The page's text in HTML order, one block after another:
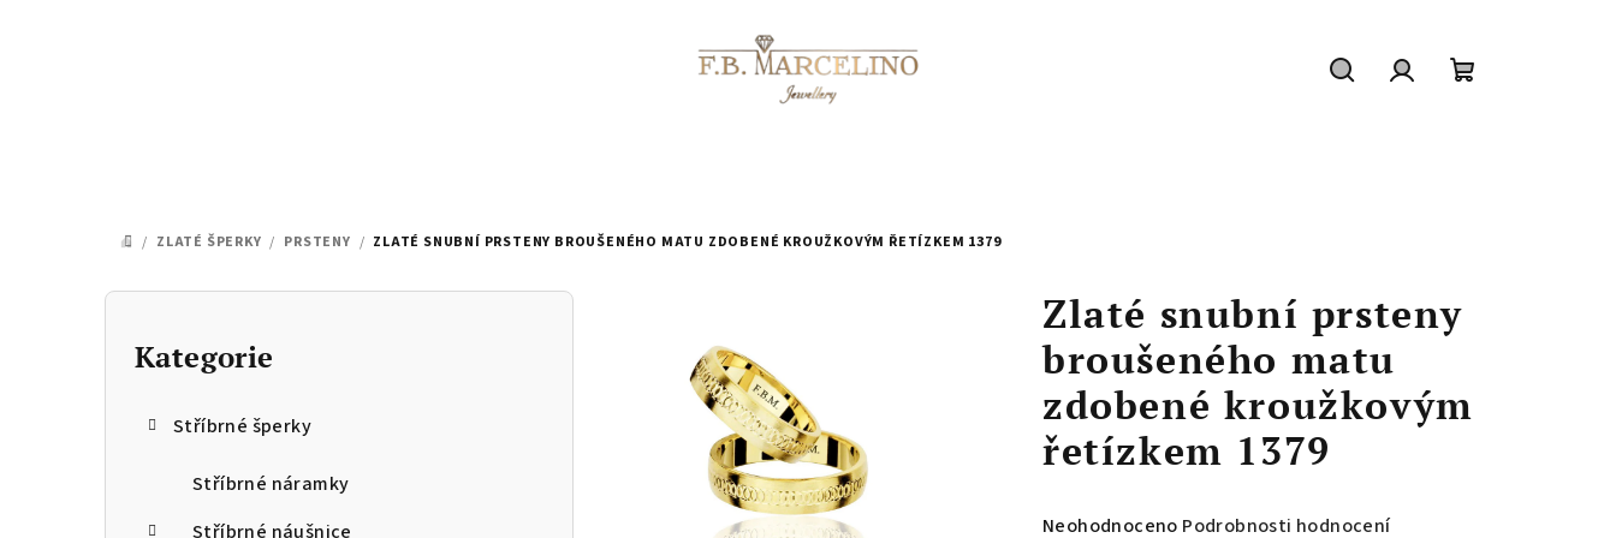
DOMŮ
/ ZLATÉ ŠPERKY / PRSTENY / ZLATÉ SNUBNÍ PRSTENY BROUŠENÉHO MATU ZDOBENÉ KROUŽKOVÝM ŘETÍZKEM 1379
P
Přeskočit
kategorie
Kategorie
Stříbrné šperky
Stříbrné náramky
Stříbrné náušnice
Zlaté snubní prsteny
broušeného matu
zdobené kroužkovým
řetízkem 1379
Průměrné
Neohodnoceno Podrobnosti hodnocení